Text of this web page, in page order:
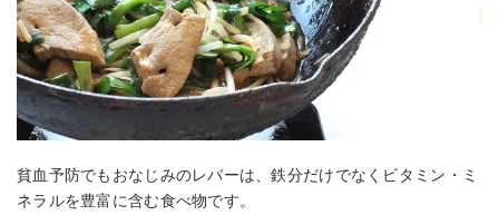
貧血予防でもおなじみのレバーは、鉄分だけでなくビタミン・ミ
ネラルを豊富に含む食べ物です。